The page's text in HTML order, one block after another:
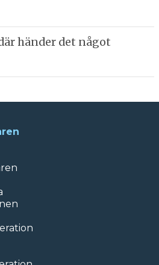
händer det något